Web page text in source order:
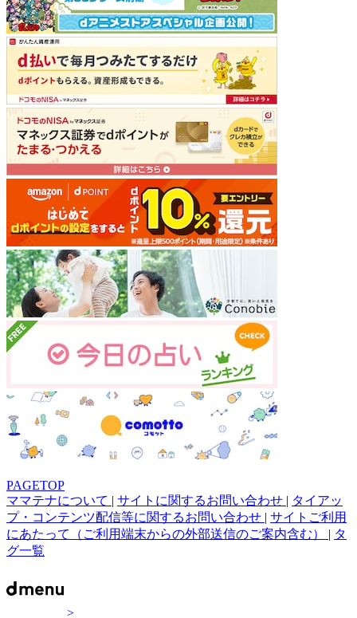
PAGETOP
ママテナについて | サイトに関するお問い合わせ | タイアッ
プ・コンテンツ配信等に関するお問い合わせ | サイトご利用
にあたって（ご利用端末からの外部送信のご案内含む） | タ
グ一覧
>